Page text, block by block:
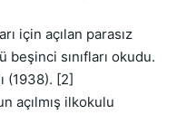
için açılan parasız
beşinci sınıfları okudu.
(1938). [2]
açılmış ilkokulu